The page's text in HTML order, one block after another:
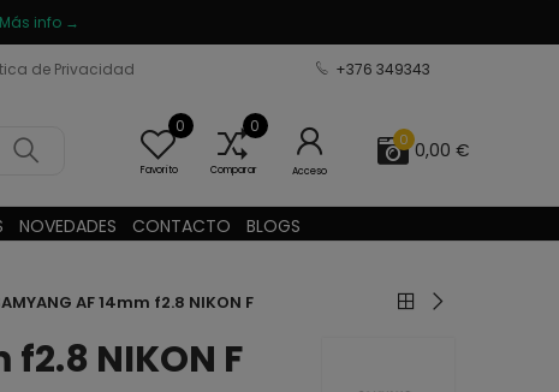
Más info →
de Privacidad +376 349343
0
Favorito
0
Comparar Acceso
0 0,00 €
NOVEDADES CONTACTO BLOGS
AF 14mm f2.8 NIKON F
f2.8 NIKON F